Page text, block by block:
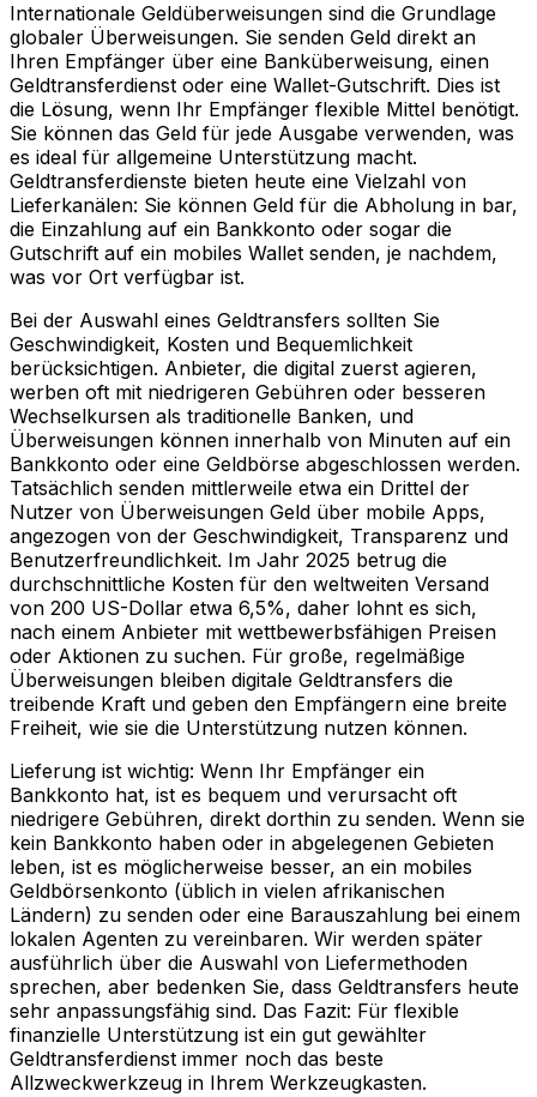
Internationale Geldüberweisungen sind die Grundlage
globaler Überweisungen. Sie senden Geld direkt an
Ihren Empfänger über eine Banküberweisung, einen
Geldtransferdienst oder eine Wallet-Gutschrift. Dies ist
die Lösung, wenn Ihr Empfänger flexible Mittel benötigt.
Sie können das Geld für jede Ausgabe verwenden, was
es ideal für allgemeine Unterstützung macht.
Geldtransferdienste bieten heute eine Vielzahl von
Lieferkanälen: Sie können Geld für die Abholung in bar,
die Einzahlung auf ein Bankkonto oder sogar die
Gutschrift auf ein mobiles Wallet senden, je nachdem,
was vor Ort verfügbar ist.
Bei der Auswahl eines Geldtransfers sollten Sie
Geschwindigkeit, Kosten und Bequemlichkeit
berücksichtigen. Anbieter, die digital zuerst agieren,
werben oft mit niedrigeren Gebühren oder besseren
Wechselkursen als traditionelle Banken, und
Überweisungen können innerhalb von Minuten auf ein
Bankkonto oder eine Geldbörse abgeschlossen werden.
Tatsächlich senden mittlerweile etwa ein Drittel der
Nutzer von Überweisungen Geld über mobile Apps,
angezogen von der Geschwindigkeit, Transparenz und
Benutzerfreundlichkeit. Im Jahr 2025 betrug die
durchschnittliche Kosten für den weltweiten Versand
von 200 US-Dollar etwa 6,5%, daher lohnt es sich,
nach einem Anbieter mit wettbewerbsfähigen Preisen
oder Aktionen zu suchen. Für große, regelmäßige
Überweisungen bleiben digitale Geldtransfers die
treibende Kraft und geben den Empfängern eine breite
Freiheit, wie sie die Unterstützung nutzen können.
Lieferung ist wichtig: Wenn Ihr Empfänger ein
Bankkonto hat, ist es bequem und verursacht oft
niedrigere Gebühren, direkt dorthin zu senden. Wenn sie
kein Bankkonto haben oder in abgelegenen Gebieten
leben, ist es möglicherweise besser, an ein mobiles
Geldbörsenkonto (üblich in vielen afrikanischen
Ländern) zu senden oder eine Barauszahlung bei einem
lokalen Agenten zu vereinbaren. Wir werden später
ausführlich über die Auswahl von Liefermethoden
sprechen, aber bedenken Sie, dass Geldtransfers heute
sehr anpassungsfähig sind. Das Fazit: Für flexible
finanzielle Unterstützung ist ein gut gewählter
Geldtransferdienst immer noch das beste
Allzweckwerkzeug in Ihrem Werkzeugkasten.